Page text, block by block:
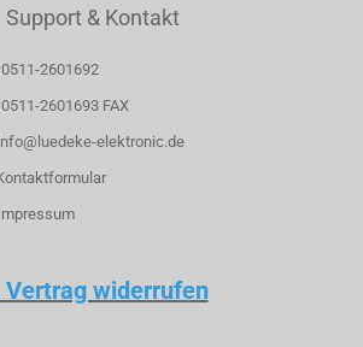
Support & Kontakt
2601692
2601693 FAX
elektronic.de
widerrufen